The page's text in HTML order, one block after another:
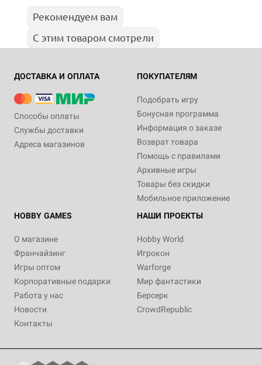
Рекомендуем вам
С этим товаром смотрели
ДОСТАВКА И ОПЛАТА
Способы оплаты
Службы доставки
Адреса магазинов
ПОКУПАТЕЛЯМ
Подобрать игру
Бонусная программа
Информация о заказе
Возврат товара
Помощь с правилами
Архивные игры
Товары без скидки
Мобильное приложение
HOBBY GAMES
О магазине
Франчайзинг
Игры оптом
Корпоративные подарки
Работа у нас
Новости
Контакты
НАШИ ПРОЕКТЫ
Hobby World
Игрокон
Warforge
Мир фантастики
Берсерк
CrowdRepublic